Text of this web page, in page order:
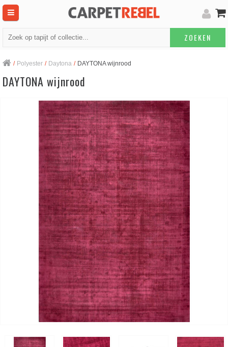
ZOEKEN
/ Polyester / Daytona / DAYTONA wijnrood
DAYTONA wijnrood